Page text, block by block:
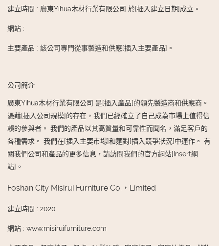
建立時間 : 廣東Yihua木材行業有限公司 於[插入建立日期]成立。
網站 :
主要產品 : 該公司專門從事製造和供應[插入主要產品]。
公司簡介
廣東Yihua木材行業有限公司 是[插入產品]的領先製造商和供應商。
憑藉[插入公司規模]的存在，我們已經確立了自己成為市場上值得信
賴的參與者。 我們的產品以其高質量和可靠性而聞名，滿足客戶的
各種需求。 我們在[插入主要市場]和麵對[插入競爭狀況]中運作。 有
關我們公司和產品的更多信息，請訪問我們的官方網站[Insert網
站]。
Foshan City Misirui Furniture Co.，Limited
建立時間 : 2020
網站 : www.misiruifurniture.com